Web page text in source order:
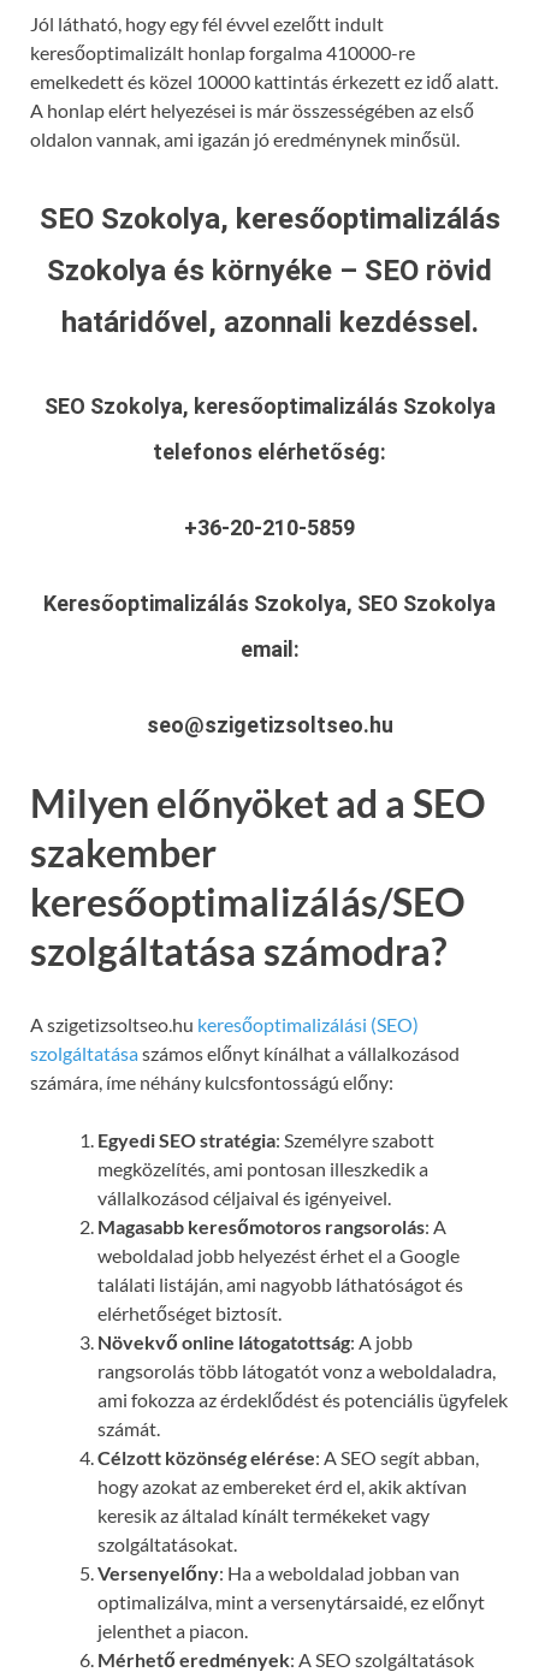
Jól látható, hogy egy fél évvel ezelőtt indult
keresőoptimalizált honlap forgalma 410000-re
emelkedett és közel 10000 kattintás érkezett ez idő alatt.
A honlap elért helyezései is már összességében az első
oldalon vannak, ami igazán jó eredménynek minősül.
SEO Szokolya, keresőoptimalizálás
Szokolya és környéke – SEO rövid
határidővel, azonnali kezdéssel.
SEO Szokolya, keresőoptimalizálás Szokolya
telefonos elérhetőség:
+36-20-210-5859
Keresőoptimalizálás Szokolya, SEO Szokolya
email:
seo@szigetizsoltseo.hu
Milyen előnyöket ad a SEO
szakember
keresőoptimalizálás/SEO
szolgáltatása számodra?
A szigetizsoltseo.hu keresőoptimalizálási (SEO)
szolgáltatásaszámos előnyt kínálhat a vállalkozásod
számára, íme néhány kulcsfontosságú előny:
Egyedi SEO stratégia: Személyre szabott
megközelítés, ami pontosan illeszkedik a
vállalkozásod céljaival és igényeivel.
Magasabb keresőmotoros rangsorolás: A
weboldalad jobb helyezést érhet el a Google
találati listáján, ami nagyobb láthatóságot és
elérhetőséget biztosít.
Növekvő online látogatottság: A jobb
rangsorolás több látogatót vonz a weboldaladra,
ami fokozza az érdeklődést és potenciális ügyfelek
számát.
Célzott közönség elérése: A SEO segít abban,
hogy azokat az embereket érd el, akik aktívan
keresik az általad kínált termékeket vagy
szolgáltatásokat.
Versenyelőny: Ha a weboldalad jobban van
optimalizálva, mint a versenytársaidé, ez előnyt
jelenthet a piacon.
Mérhető eredmények: A SEO szolgáltatások